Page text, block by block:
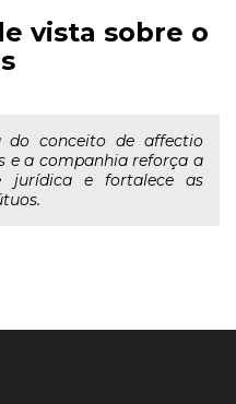
vista sobre o
do conceito de affectio
e a companhia reforça a
jurídica e fortalece as